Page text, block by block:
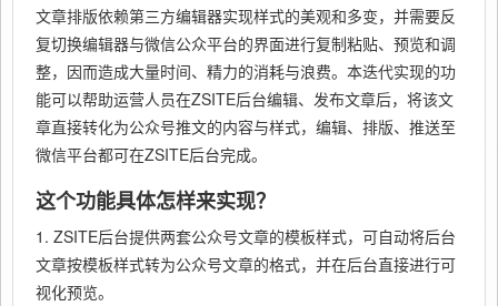
文章排版依赖第三方编辑器实现样式的美观和多变，并需要反
复切换编辑器与微信公众平台的界面进行复制粘贴、预览和调
整，因而造成大量时间、精力的消耗与浪费。本迭代实现的功
能可以帮助运营人员在ZSITE后台编辑、发布文章后，将该文
章直接转化为公众号推文的内容与样式，编辑、排版、推送至
微信平台都可在ZSITE后台完成。
这个功能具体怎样来实现？
1. ZSITE后台提供两套公众号文章的模板样式，可自动将后台
文章按模板样式转为公众号文章的格式，并在后台直接进行可
视化预览。